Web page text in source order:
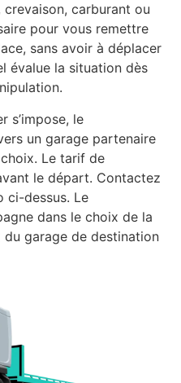
carburant ou
pour vous remettre
sans avoir à déplacer
évalue la situation dès
s’impose, le
un garage partenaire
Le tarif de
le départ. Contactez
ci-dessus. Le
dans le choix de la
garage de destination